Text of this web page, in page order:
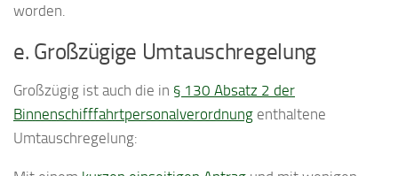
worden.
e. Großzügige Umtauschregelung
Großzügig ist auch die in § 130 Absatz 2 der
Binnenschifffahrtpersonalverordnung enthaltene
Umtauschregelung: